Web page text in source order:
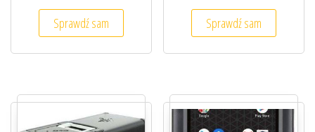
Sprawdź sam Sprawdź sam